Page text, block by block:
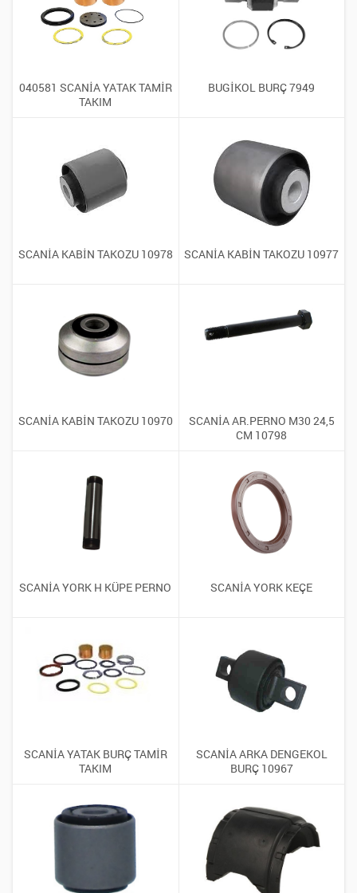
040581 SCANİA YATAK TAMİR
TAKIM
BUGİKOL BURÇ 7949
SCANİA KABİN TAKOZU 10978 SCANİA KABİN TAKOZU 10977
SCANİA KABİN TAKOZU 10970
SCANİA AR.PERNO M30 24,5
CM 10798
SCANİA YORK H KÜPE PERNO SCANİA YORK KEÇE
SCANİA YATAK BURÇ TAMİR
TAKIM
SCANİA ARKA DENGEKOL
BURÇ 10967